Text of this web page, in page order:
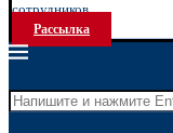
сотрудников...
Рассылка